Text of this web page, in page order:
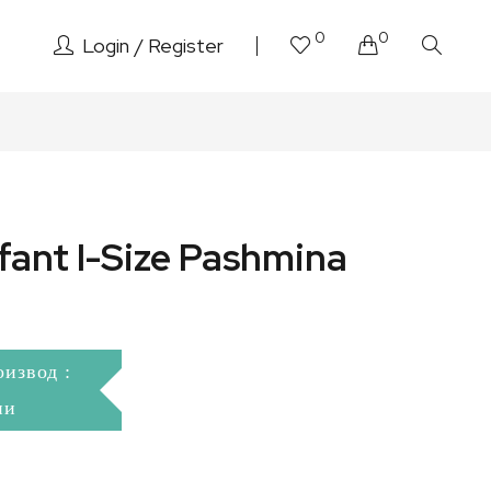
Login Register 0 0
I-Size Pashmina
: